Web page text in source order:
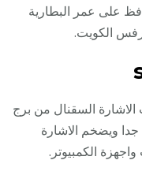
على عمر البطارية
الكويت.
السقنال من برج
ويضخم الاشارة
الكمبيوتر.